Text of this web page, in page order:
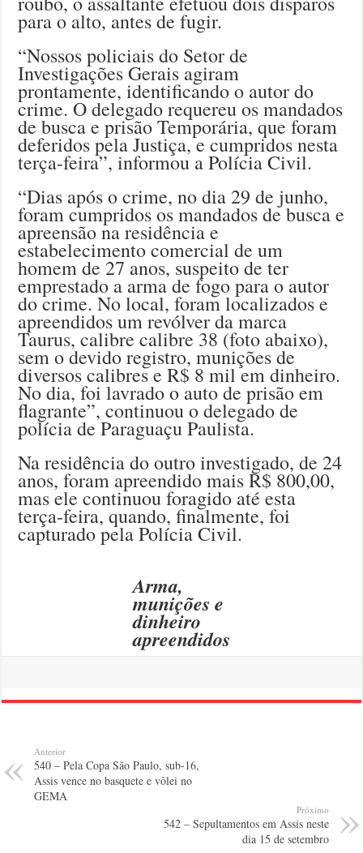
para o alto, antes de fugir.
“Nossos policiais do Setor de
Investigações Gerais agiram
prontamente, identificando o autor do
crime. O delegado requereu os mandados
de busca e prisão Temporária, que foram
deferidos pela Justiça, e cumpridos nesta
terça-feira”, informou a Polícia Civil.
“Dias após o crime, no dia 29 de junho,
foram cumpridos os mandados de busca e
apreensão na residência e
estabelecimento comercial de um
homem de 27 anos, suspeito de ter
emprestado a arma de fogo para o autor
do crime. No local, foram localizados e
apreendidos um revólver da marca
Taurus, calibre calibre 38 (foto abaixo),
sem o devido registro, munições de
diversos calibres e R$ 8 mil em dinheiro.
No dia, foi lavrado o auto de prisão em
flagrante”, continuou o delegado de
polícia de Paraguaçu Paulista.
Na residência do outro investigado, de 24
anos, foram apreendido mais R$ 800,00,
mas ele continuou foragido até esta
terça-feira, quando, finalmente, foi
capturado pela Polícia Civil.
Arma,
munições e
dinheiro
apreendidos
Anterior
540 – Pela Copa São Paulo, sub-16,
Assis vence no basquete e vôlei no
GEMA
Próximo
542 – Sepultamentos em Assis neste
dia 15 de setembro